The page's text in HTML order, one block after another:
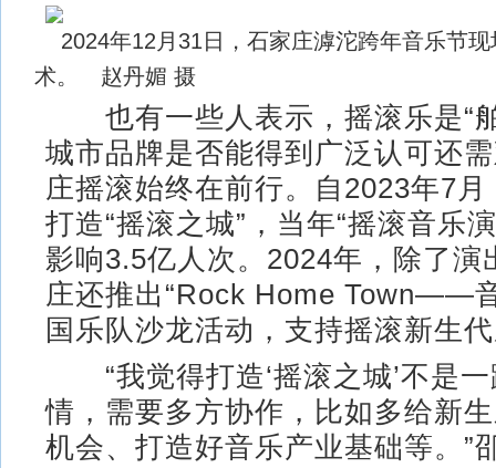
2024年12月31日，石家庄滹沱跨年音乐节
术。 赵丹媚 摄
也有一些人表示，摇滚乐是“
城市品牌是否能得到广泛认可还
庄摇滚始终在前行。自2023年7
打造“摇滚之城”，当年“摇滚音乐
影响3.5亿人次。2024年，除了演
庄还推出“Rock Home Town——
国乐队沙龙活动，支持摇滚新生
“我觉得打造‘摇滚之城’不是一
情，需要多方协作，比如多给新
机会、打造好音乐产业基础等。”